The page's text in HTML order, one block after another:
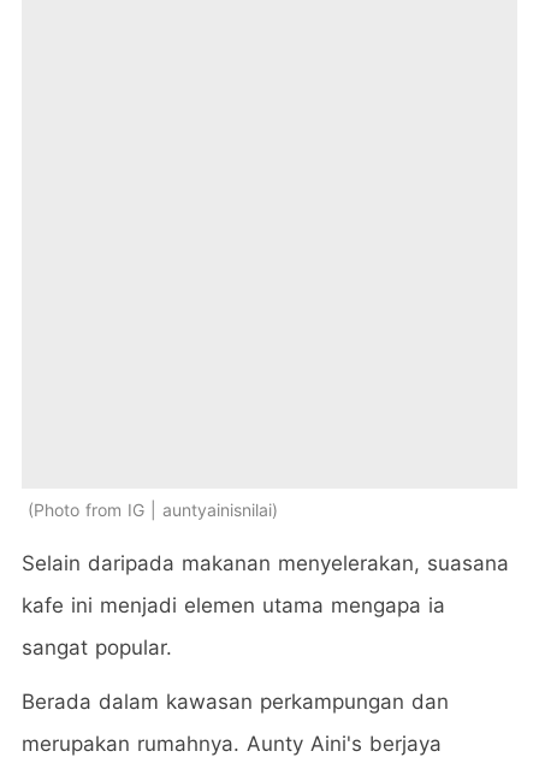
Photo from IG | auntyainisnilai
Selain daripada makanan menyelerakan, suasana
kafe ini menjadi elemen utama mengapa ia
sangat popular.
Berada dalam kawasan perkampungan dan
merupakan rumahnya. Aunty Aini's berjaya